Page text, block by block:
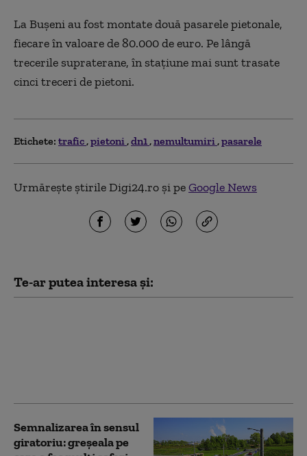
La Buşeni au fost montate două pasarele pietonale,
fiecare în valoare de 80.000 de euro. Pe lângă
trecerile supraterane, în staţiune mai sunt trasate
cinci treceri de pietoni.
Etichete: trafic pietoni dn1 nemultumiri pasarele
Urmărește știrile Digi24.ro și peGoogle News
Te-ar putea interesa și:
Semnalizarea în sensul
giratoriu: greșeala pe